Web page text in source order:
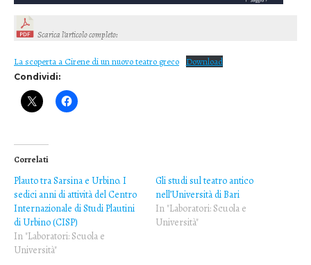
Scarica l’articolo completo:
La scoperta a Cirene di un nuovo teatro greco Download
Condividi:
Correlati
Plauto tra Sarsina e Urbino. I
sedici anni di attività del Centro
Internazionale di Studi Plautini
di Urbino (CISP)
In "Laboratori: Scuola e
Università"
Gli studi sul teatro antico
nell’Università di Bari
In "Laboratori: Scuola e
Università"